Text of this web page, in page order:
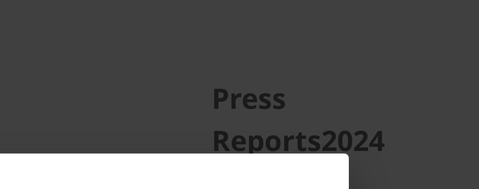
Press
Reports2024